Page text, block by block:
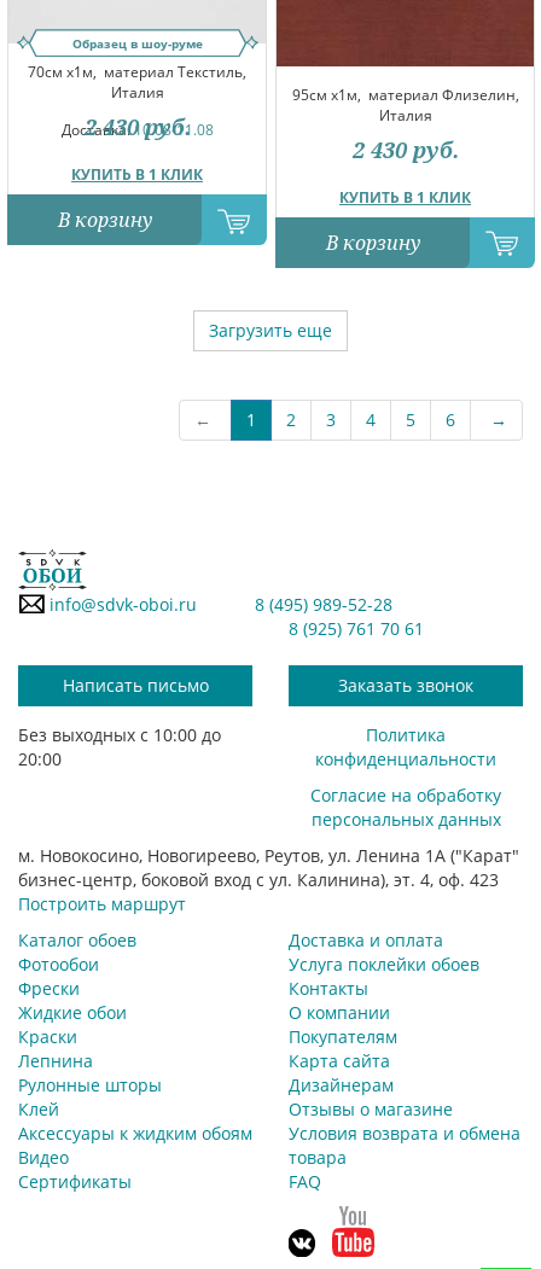
Образец в шоу-руме
70см x1м, материал Текстиль,
Италия
Доставка:10.08-11.08
КУПИТЬ В 1 КЛИК
2 430 руб.
В корзину
95см x1м, материал Флизелин,
Италия
КУПИТЬ В 1 КЛИК
2 430 руб.
В корзину
Загрузить еще
← 1 2 3 4 5 6 →
info@sdvk-oboi.ru
8 (495) 989-52-28
8 (925) 761 70 61
Написать письмо Заказать звонок
Без выходных с 10:00 до
20:00
Политика
конфиденциальности
Согласие на обработку
персональных данных
м. Новокосино, Новогиреево, Реутов, ул. Ленина 1А ("Карат"
бизнес-центр, боковой вход с ул. Калинина), эт. 4, оф. 423
Построить маршрут
Каталог обоев
Фотообои
Фрески
Жидкие обои
Краски
Лепнина
Рулонные шторы
Клей
Аксессуары к жидким обоям
Видео
Сертификаты
Доставка и оплата
Услуга поклейки обоев
Контакты
О компании
Покупателям
Карта сайта
Дизайнерам
Отзывы о магазине
Условия возврата и обмена
товара
FAQ